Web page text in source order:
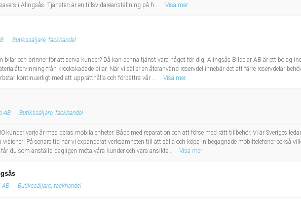
i Alingsås. Tjänsten är en tillsvidareanställning på h...
Visa mer
Butikssäljare, fackhandel
och brinner för att serva kunder? Då kan denna tjänst vara något för dig! Alingsås Bildelar AB är ett bolag
från krockskadade bilar. När vi säljer en återanvänd reservdel innebär det att färre reservdelar
kontinuerligt med att upprätthålla och förbättra vår ...
Visa mer
AB Butikssäljare, fackhandel
kunder varje år med deras mobila enheter. Både med reparation och att förse med rätt tillbehör. Vi är Sveriges
På senare tid har vi expanderat verksamheten till att sälja och köpa in begagnade mobiltelefoner också
du som anställd dagligen möta våra kunder och vara ansikte...
Visa mer
AB Butikssäljare, fackhandel